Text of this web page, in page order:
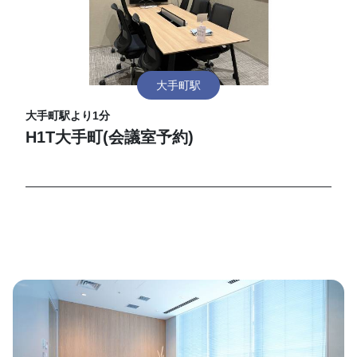
大手町駅
大手町駅より1分
H1T大手町(会議室予約)